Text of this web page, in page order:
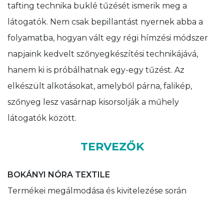
tafting technika buklé tűzését ismerik meg a
látogatók. Nem csak bepillantást nyernek abba a
folyamatba, hogyan vált egy régi hímzési módszer
napjaink kedvelt szőnyegkészítési technikájává,
hanem ki is próbálhatnak egy-egy tűzést. Az
elkészült alkotásokat, amelyből párna, falikép,
szőnyeg lesz vasárnap kisorsolják a műhely
látogatók között.
TERVEZŐK
BOKÁNYI NÓRA TEXTILE
Termékei megálmodása és kivitelezése során